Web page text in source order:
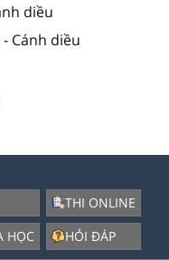
diều
Cánh diều
HỌC
THI ONLINE
HỎI ĐÁP